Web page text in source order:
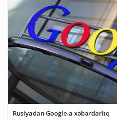
Rusiyadan Google-a xəbərdarlıq